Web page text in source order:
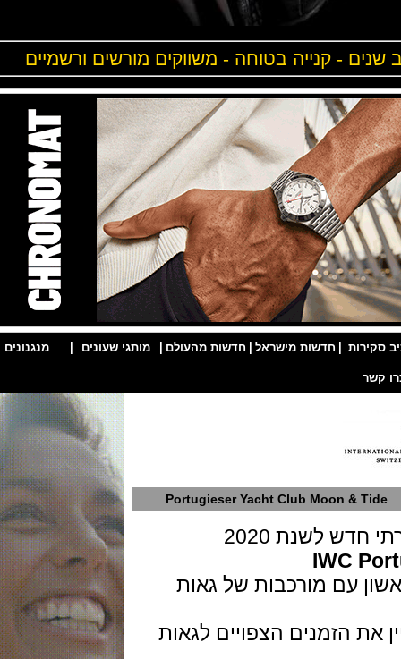
- קנייה בטוחה - משווקים מורשים ורשמיים
| חדשות מישראל | חדשות מהעולם | מותגי שעונים | מנגנונים |
Portugieser Yacht Club Moon &
IWC
עם מורכבות של גאות
מציין את הזמנים הצפויים לגאות